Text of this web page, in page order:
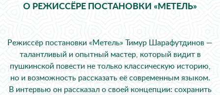
О РЕЖИССЁРЕ ПОСТАНОВКИ «МЕТЕЛЬ»
Режиссёр постановки «Метель» Тимур Шарафутдинов —
талантливый и опытный мастер, который видит в
пушкинской повести не только классическую историю,
но и возможность рассказать её современным языком.
В интервью он рассказал о своей концепции: сохранить